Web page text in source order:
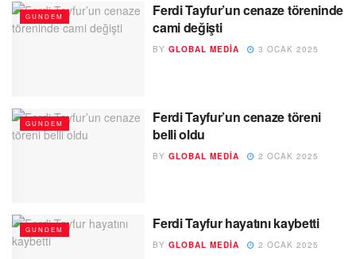
GUNDEM
Ferdi Tayfur’un cenaze töreninde
cami değişti
BY GLOBAL MEDIA 3 OCAK 2025
GUNDEM
Ferdi Tayfur’un cenaze töreni
belli oldu
BY GLOBAL MEDIA 2 OCAK 2025
GUNDEM Ferdi Tayfur hayatını kaybetti
BY GLOBAL MEDIA 2 OCAK 2025